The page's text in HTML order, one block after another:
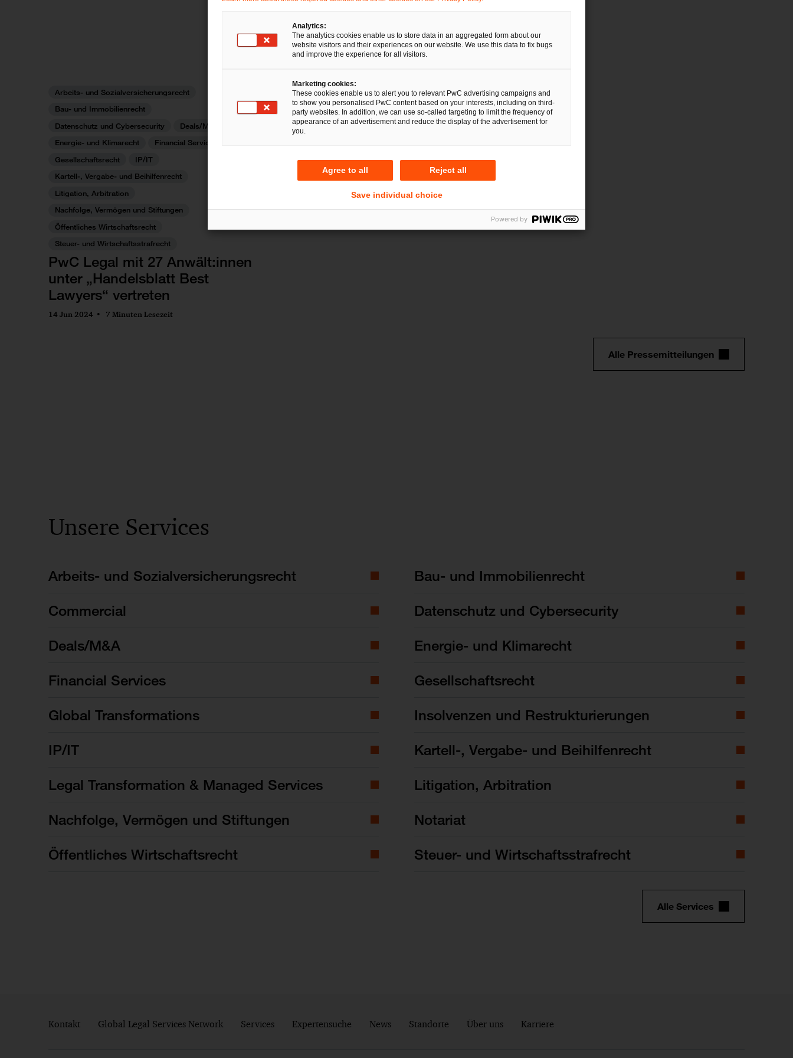
Lawyers“ vertreten
16 Jun 2025 2 Minuten Lesezeit
Arbeits- und Sozialversicherungsrecht
Bau- und Immobilienrecht
Datenschutz und Cybersecurity
Deals/M&A
Energie- und Klimarecht
Financial Services
Gesellschaftsrecht
IP/IT
Kartell-, Vergabe- und Beihilfenrecht
Litigation, Arbitration
Nachfolge, Vermögen und Stiftungen
Öffentliches Wirtschaftsrecht
Steuer- und Wirtschaftsstrafrecht
PwC Legal mit 27 Anwält:innen
unter „Handelsblatt Best
Lawyers“ vertreten
14 Jun 2024 7 Minuten Lesezeit
Alle Pressemitteilungen
Unsere Services
Arbeits- und Sozialversicherungsrecht Bau- und Immobilienrecht
Commercial Datenschutz und Cybersecurity
Deals/M&A Energie- und Klimarecht
Financial Services Gesellschaftsrecht
Global Transformations Insolvenzen und Restrukturierungen
IP/IT Kartell-, Vergabe- und Beihilfenrecht
Legal Transformation & Managed Services Litigation, Arbitration
Nachfolge, Vermögen und Stiftungen Notariat
Öffentliches Wirtschaftsrecht Steuer- und Wirtschaftsstrafrecht
Alle Services
Kontakt Global Legal Services Network Services Expertensuche News Standorte Über uns Karriere
Analytics:
The analytics cookies enable us to store data in an aggregated form about our
website visitors and their experiences on our website. We use this data to fix bugs
and improve the experience for all visitors.
Marketing cookies:
These cookies enable us to alert you to relevant PwC advertising campaigns and
to show you personalised PwC content based on your interests, including on third-
party websites. In addition, we can use so-called targeting to limit the frequency of
appearance of an advertisement and reduce the display of the advertisement for
you.
Agree to all Reject all
Save individual choice
Powered by